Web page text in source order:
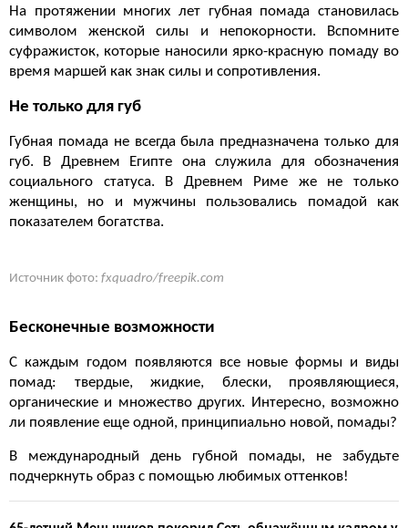
На протяжении многих лет губная помада становилась
символом женской силы и непокорности. Вспомните
суфражисток, которые наносили ярко-красную помаду во
время маршей как знак силы и сопротивления.
Не только для губ
Губная помада не всегда была предназначена только для
губ. В Древнем Египте она служила для обозначения
социального статуса. В Древнем Риме же не только
женщины, но и мужчины пользовались помадой как
показателем богатства.
Источник фото: fxquadro/freepik.com
Бесконечные возможности
С каждым годом появляются все новые формы и виды
помад: твердые, жидкие, блески, проявляющиеся,
органические и множество других. Интересно, возможно
ли появление еще одной, принципиально новой, помады?
В международный день губной помады, не забудьте
подчеркнуть образ с помощью любимых оттенков!